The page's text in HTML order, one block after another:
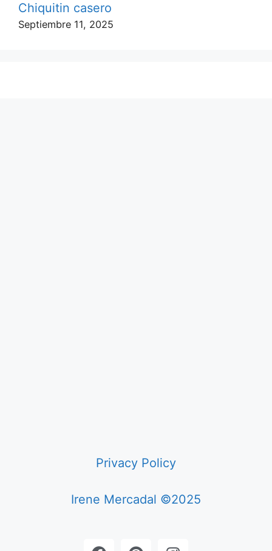
Chiquitin casero
Septiembre 11, 2025
Privacy Policy
Irene Mercadal ©2025